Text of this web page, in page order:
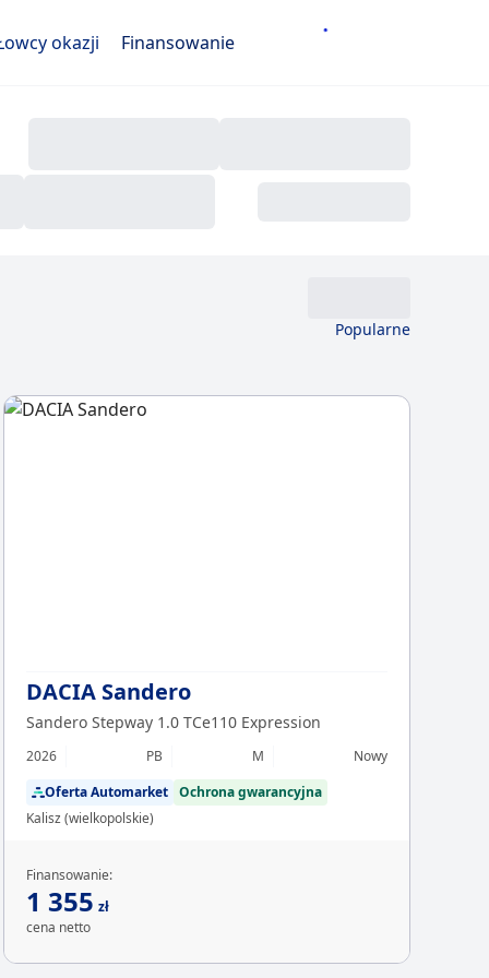
okazji Finansowanie
Popularne
DACIA Sandero
Sandero Stepway 1.0 TCe110 Expression
2026 PB M
Nowy
Oferta Automarket
Ochrona gwarancyjna
Kalisz (wielkopolskie)
Finansowanie:
1 355 zł
cena netto